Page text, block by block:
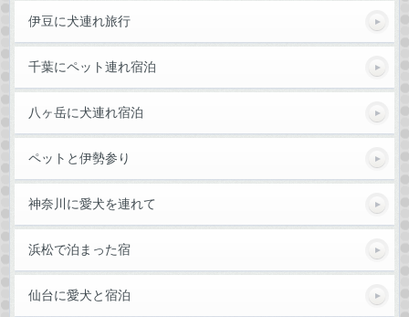
伊豆に犬連れ旅行
千葉にペット連れ宿泊
八ヶ岳に犬連れ宿泊
ペットと伊勢参り
神奈川に愛犬を連れて
浜松で泊まった宿
仙台に愛犬と宿泊